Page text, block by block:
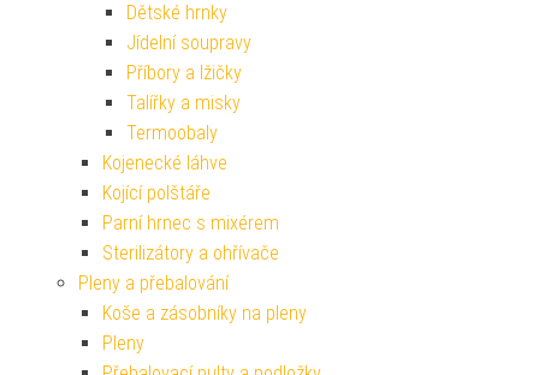
Dětské hrnky
Jídelní soupravy
Příbory a lžičky
Talířky a misky
Termoobaly
Kojenecké láhve
Kojící polštáře
Parní hrnec s mixérem
Sterilizátory a ohřívače
Pleny a přebalování
Koše a zásobníky na pleny
Pleny